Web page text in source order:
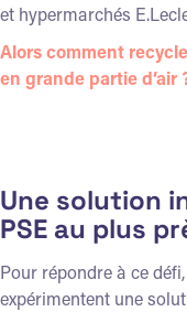
et hypermarchés
Alors comment
en grande partie d’air
Une solution
PSE au plus
Pour répondre à ce
expérimentent une